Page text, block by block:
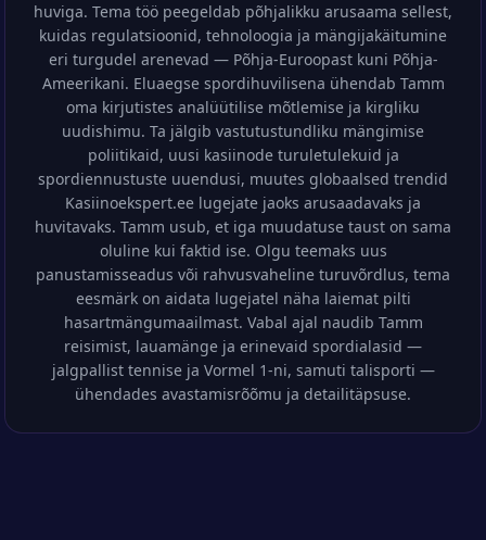
huviga. Tema töö peegeldab põhjalikku arusaama sellest,
kuidas regulatsioonid, tehnoloogia ja mängijakäitumine
eri turgudel arenevad — Põhja-Euroopast kuni Põhja-
Ameerikani. Eluaegse spordihuvilisena ühendab Tamm
oma kirjutistes analüütilise mõtlemise ja kirgliku
uudishimu. Ta jälgib vastutustundliku mängimise
poliitikaid, uusi kasiinode turuletulekuid ja
spordiennustuste uuendusi, muutes globaalsed trendid
Kasiinoekspert.ee lugejate jaoks arusaadavaks ja
huvitavaks. Tamm usub, et iga muudatuse taust on sama
oluline kui faktid ise. Olgu teemaks uus
panustamisseadus või rahvusvaheline turuvõrdlus, tema
eesmärk on aidata lugejatel näha laiemat pilti
hasartmängumaailmast. Vabal ajal naudib Tamm
reisimist, lauamänge ja erinevaid spordialasid —
jalgpallist tennise ja Vormel 1-ni, samuti talisporti —
ühendades avastamisrõõmu ja detailitäpsuse.